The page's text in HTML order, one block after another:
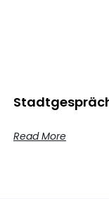
Read More